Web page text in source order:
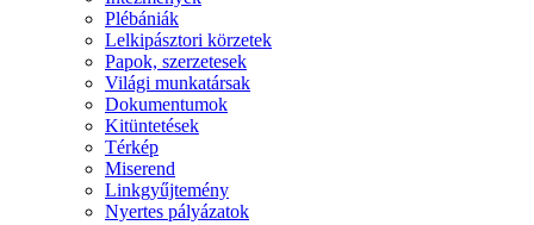
Plébániák
Lelkipásztori körzetek
Papok, szerzetesek
Világi munkatársak
Dokumentumok
Kitüntetések
Térkép
Miserend
Linkgyűjtemény
Nyertes pályázatok